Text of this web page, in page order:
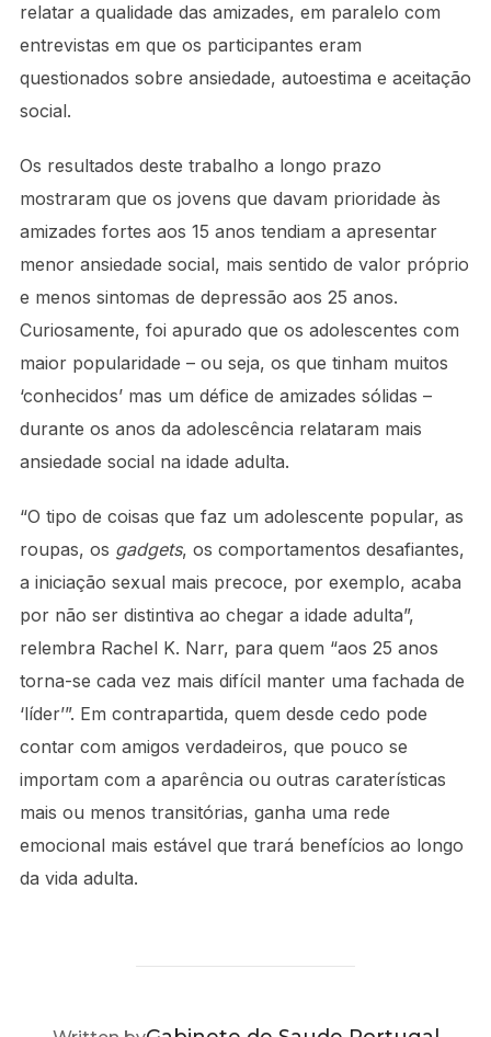
relatar a qualidade das amizades, em paralelo com
entrevistas em que os participantes eram
questionados sobre ansiedade, autoestima e aceitação
social.
Os resultados deste trabalho a longo prazo
mostraram que os jovens que davam prioridade às
amizades fortes aos 15 anos tendiam a apresentar
menor ansiedade social, mais sentido de valor próprio
e menos sintomas de depressão aos 25 anos.
Curiosamente, foi apurado que os adolescentes com
maior popularidade – ou seja, os que tinham muitos
‘conhecidos’ mas um défice de amizades sólidas –
durante os anos da adolescência relataram mais
ansiedade social na idade adulta.
“O tipo de coisas que faz um adolescente popular, as
roupas, os gadgets, os comportamentos desafiantes,
a iniciação sexual mais precoce, por exemplo, acaba
por não ser distintiva ao chegar a idade adulta”,
relembra Rachel K. Narr, para quem “aos 25 anos
torna-se cada vez mais difícil manter uma fachada de
‘líder’”. Em contrapartida, quem desde cedo pode
contar com amigos verdadeiros, que pouco se
importam com a aparência ou outras caraterísticas
mais ou menos transitórias, ganha uma rede
emocional mais estável que trará benefícios ao longo
da vida adulta.
POST AUTHOR